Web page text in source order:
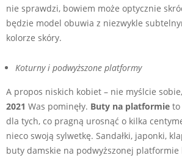
nie sprawdzi, bowiem może optycznie
będzie model obuwia z niezwykle
kolorze skóry.
Koturny i podwyższone platformy
A propos niskich kobiet – nie myślcie
2021 Was pominęły. Buty na platformie to
dla tych, co pragną urosnąć o kilka
nieco swoją sylwetkę. Sandałki, japonki,
buty damskie na podwyższonej platformie